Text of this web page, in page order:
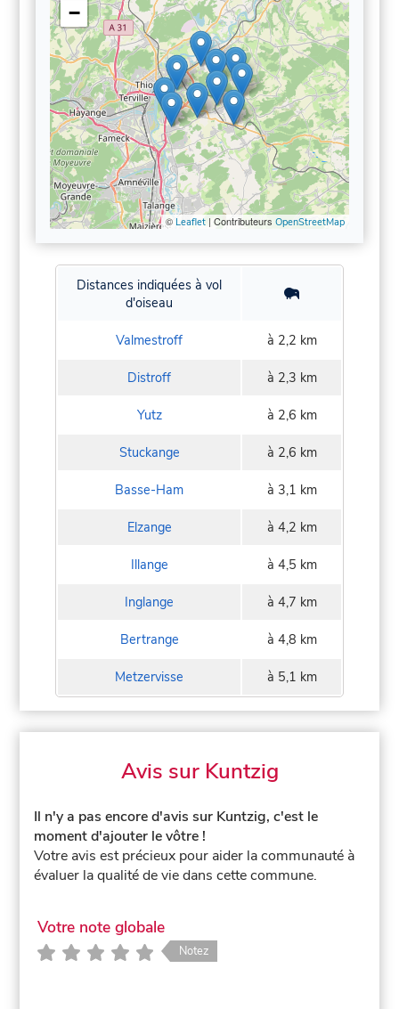
−
© Leaflet| Contributeurs OpenStreetMap
Distances indiquées à vol
d'oiseau
Valmestroff à 2,2 km
Distroff à 2,3 km
Yutz à 2,6 km
Stuckange à 2,6 km
Basse-Ham à 3,1 km
Elzange à 4,2 km
Illange à 4,5 km
Inglange à 4,7 km
Bertrange à 4,8 km
Metzervisse à 5,1 km
Avis sur Kuntzig
Il n'y a pas encore d'avis sur Kuntzig, c'est le
moment d'ajouter le vôtre !
Votre avis est précieux pour aider la communauté à
évaluer la qualité de vie dans cette commune.
Votre note globale
Notez